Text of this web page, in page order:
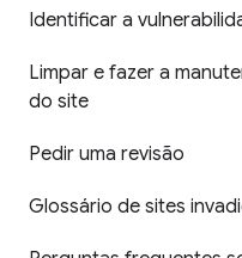
Identificar a
Limpar e fazer a
do site
Pedir uma revisão
Glossário de sites
Queremos ajudar você a
funcionem em vários
nossa central de
membros da equipe do